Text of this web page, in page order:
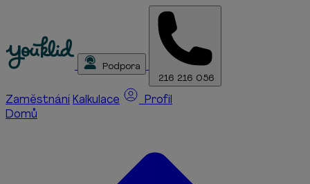
Podpora
216 216 056
Zaměstnání Kalkulace
Profil
Domů